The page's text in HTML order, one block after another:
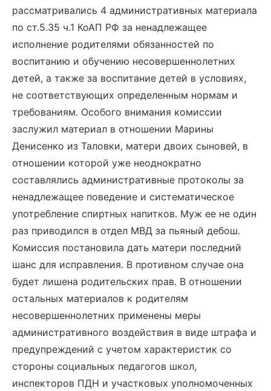
рассматривались 4 административных материала
по ст.5.35 ч.1 КоАП РФ за ненадлежащее
исполнение родителями обязанностей по
воспитанию и обучению несовершеннолетних
детей, а также за воспитание детей в условиях,
не соответствующих определенным нормам и
требованиям. Особого внимания комиссии
заслужил материал в отношении Марины
Денисенко из Таловки, матери двоих сыновей, в
отношении которой уже неоднократно
составлялись административные протоколы за
ненадлежащее поведение и систематическое
употребление спиртных напитков. Муж ее не один
раз приводился в отдел МВД за пьяный дебош.
Комиссия постановила дать матери последний
шанс для исправления. В противном случае она
будет лишена родительских прав. В отношении
остальных материалов к родителям
несовершеннолетних применены меры
административного воздействия в виде штрафа и
предупреждений с учетом характеристик со
стороны социальных педагогов школ,
инспекторов ПДН и участковых уполномоченных